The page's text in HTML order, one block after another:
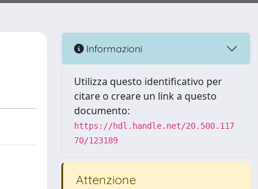
Informazioni
Utilizza questo identificativo per
citare o creare un link a questo
documento:
https://hdl.handle.net/20.500.117
70/123189
Attenzione